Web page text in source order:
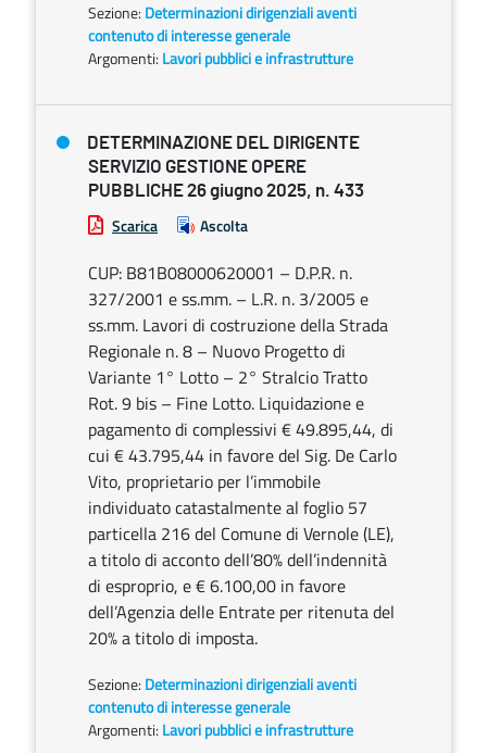
Sezione: Determinazioni dirigenziali aventi
contenuto di interesse generale
Argomenti: Lavori pubblici e infrastrutture
DETERMINAZIONE DEL DIRIGENTE
SERVIZIO GESTIONE OPERE
PUBBLICHE 26 giugno 2025, n. 433
Scarica Ascolta
CUP: B81B08000620001 – D.P.R. n.
327/2001 e ss.mm. – L.R. n. 3/2005 e
ss.mm. Lavori di costruzione della Strada
Regionale n. 8 – Nuovo Progetto di
Variante 1° Lotto – 2° Stralcio Tratto
Rot. 9 bis – Fine Lotto. Liquidazione e
pagamento di complessivi € 49.895,44, di
cui € 43.795,44 in favore del Sig. De Carlo
Vito, proprietario per l’immobile
individuato catastalmente al foglio 57
particella 216 del Comune di Vernole (LE),
a titolo di acconto dell’80% dell’indennità
di esproprio, e € 6.100,00 in favore
dell’Agenzia delle Entrate per ritenuta del
20% a titolo di imposta.
Sezione: Determinazioni dirigenziali aventi
contenuto di interesse generale
Argomenti: Lavori pubblici e infrastrutture